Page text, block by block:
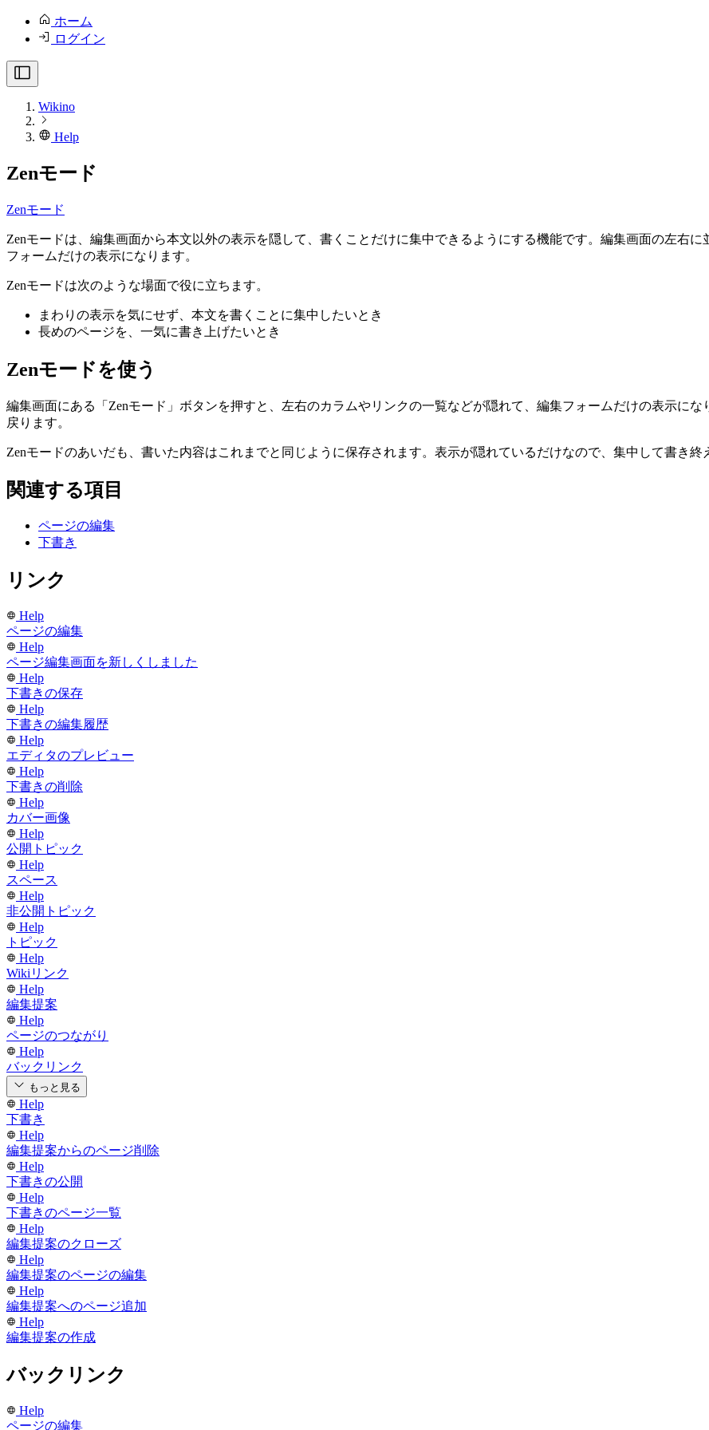
ホーム
ログイン
Wikino
Help
Zenモード
Zenモード
Zenモードは、編集画面から本文以外の表示を隠して、書くことだけに集中できるようにする機能です。編集画面の左右
フォームだけの表示になります。
Zenモードは次のような場面で役に立ちます。
まわりの表示を気にせず、本文を書くことに集中したいとき
長めのページを、一気に書き上げたいとき
Zenモードを使う
編集画面にある「Zenモード」ボタンを押すと、左右のカラムやリンクの一覧などが隠れて、編集フォームだけの表示に
戻ります。
Zenモードのあいだも、書いた内容はこれまでと同じように保存されます。表示が隠れているだけなので、集中して書き
関連する項目
ページの編集
下書き
リンク
Help
ページの編集
Help
ページ編集画面を新しくしました
Help
下書きの保存
Help
下書きの編集履歴
Help
エディタのプレビュー
Help
下書きの削除
Help
カバー画像
Help
公開トピック
Help
スペース
Help
非公開トピック
Help
トピック
Help
Wikiリンク
Help
編集提案
Help
ページのつながり
Help
バックリンク
もっと見る
Help
下書き
Help
編集提案からのページ削除
Help
下書きの公開
Help
下書きのページ一覧
Help
編集提案のクローズ
Help
編集提案のページの編集
Help
編集提案へのページ追加
Help
編集提案の作成
バックリンク
Help
ページの編集